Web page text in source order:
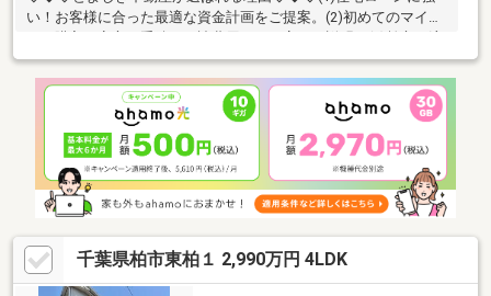
い！お客様に合った最適な資金計画をご提案。(2)初めてのマイホ
山市を中心とした地域密着だから、街の情報も豊富です。「自分
たちはいくらまでなら安心して購入できる？」「住宅ローンや諸
費用が不安…」そんなお悩みもお気軽にご相談ください。不動産
売買のプロが、お住まい探しからご契約・お引渡しまで、お客様
一人ひとりに寄り添ってサポートいたします。
千葉県柏市東柏１ 2,990万円 4LDK